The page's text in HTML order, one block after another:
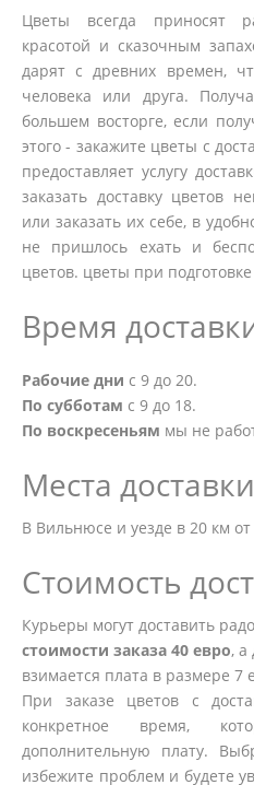
Цветы всегда приносят
красотой и сказочным
дарят с древних времен,
человека или друга.
большем восторге, если
этого - закажите цветы с
предоставляет услугу
заказать доставку цветов
или заказать их себе, в
не пришлось ехать и
цветов. цветы при
Время
Рабочие дни с 9 до 20.
По субботам с 9 до 18.
По воскресеньям мы не
Места
В Вильнюсе и уезде в 20 км от
Стоимость
Курьеры могут доставить
стоимости заказа 40 евро, а
взимается плата в размере 7
При заказе цветов с
конкретное время,
дополнительную плату.
избежите проблем и будете